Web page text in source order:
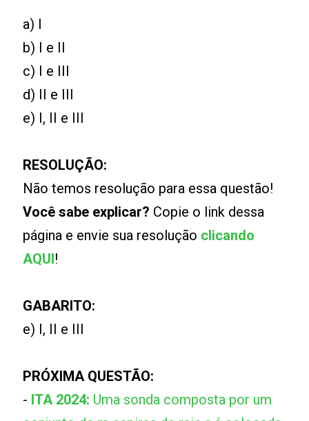
a) I
b) I e II
c) I e III
d) II e III
e) I, II e III
RESOLUÇÃO:
Não temos resolução para essa questão!
Você sabe explicar? Copie o link dessa
página e envie sua resolução clicando
AQUI!
GABARITO:
e) I, II e III
PRÓXIMA QUESTÃO:
- ITA 2024: Uma sonda composta por um